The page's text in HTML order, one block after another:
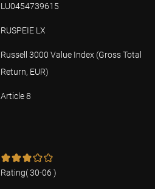
LU0454739615
RUSPEIE LX
Russell 3000 Value Index (Gross Total
Return, EUR)
Article 8
Rating(30-06 )